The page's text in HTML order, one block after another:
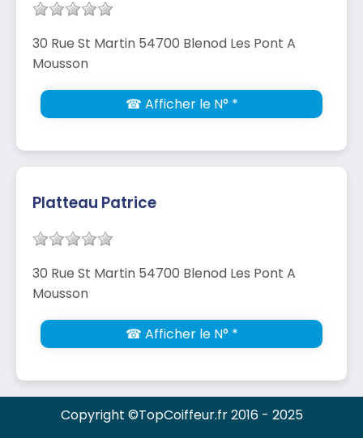
30 Rue St Martin 54700 Blenod Les Pont A
Mousson
☎ Afficher le N° *
Platteau Patrice
30 Rue St Martin 54700 Blenod Les Pont A
Mousson
☎ Afficher le N° *
Copyright ©TopCoiffeur.fr 2016 - 2025